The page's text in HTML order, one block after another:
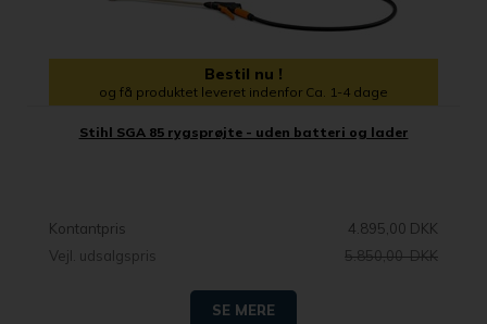
Bestil nu !
og få produktet leveret indenfor Ca. 1-4 dage
Stihl SGA 85 rygsprøjte - uden batteri og lader
Kontantpris
4.895,00 DKK
Vejl. udsalgspris
5.850,00 DKK
SE MERE